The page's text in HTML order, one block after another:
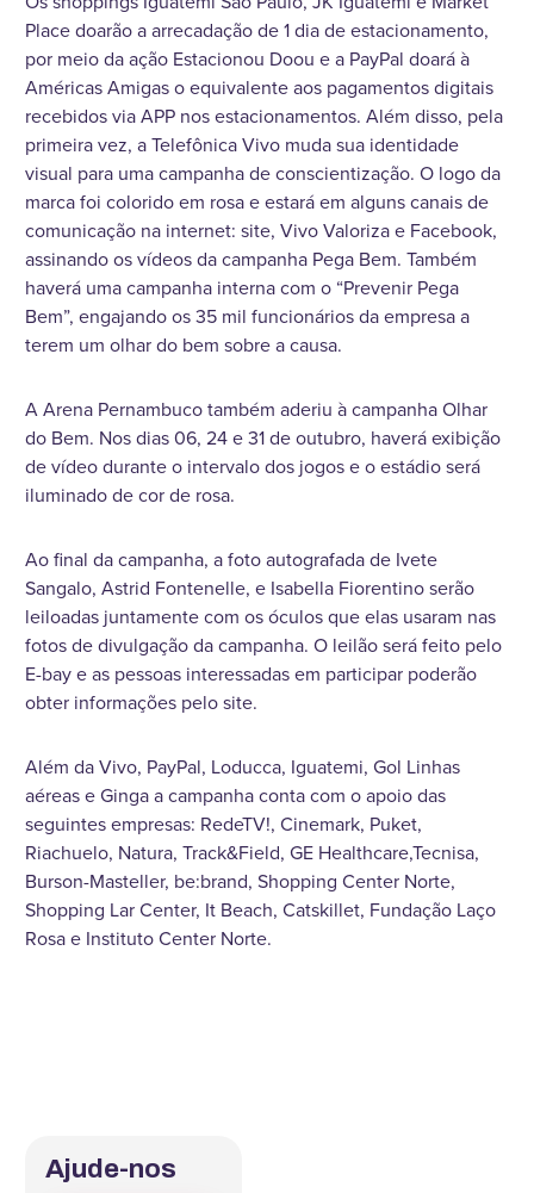
Place doarão a arrecadação de 1 dia de estacionamento,
por meio da ação Estacionou Doou e a PayPal doará à
Américas Amigas o equivalente aos pagamentos digitais
recebidos via APP nos estacionamentos. Além disso, pela
primeira vez, a Telefônica Vivo muda sua identidade
visual para uma campanha de conscientização. O logo da
marca foi colorido em rosa e estará em alguns canais de
comunicação na internet: site, Vivo Valoriza e Facebook,
assinando os vídeos da campanha Pega Bem. Também
haverá uma campanha interna com o “Prevenir Pega
Bem”, engajando os 35 mil funcionários da empresa a
terem um olhar do bem sobre a causa.
A Arena Pernambuco também aderiu à campanha Olhar
do Bem. Nos dias 06, 24 e 31 de outubro, haverá exibição
de vídeo durante o intervalo dos jogos e o estádio será
iluminado de cor de rosa.
Ao final da campanha, a foto autografada de Ivete
Sangalo, Astrid Fontenelle, e Isabella Fiorentino serão
leiloadas juntamente com os óculos que elas usaram nas
fotos de divulgação da campanha. O leilão será feito pelo
E-bay e as pessoas interessadas em participar poderão
obter informações pelo site.
Além da Vivo, PayPal, Loducca, Iguatemi, Gol Linhas
aéreas e Ginga a campanha conta com o apoio das
seguintes empresas: RedeTV!, Cinemark, Puket,
Riachuelo, Natura, Track&Field, GE Healthcare,Tecnisa,
Burson-Masteller, be:brand, Shopping Center Norte,
Shopping Lar Center, It Beach, Catskillet, Fundação Laço
Rosa e Instituto Center Norte.
Ajude-nos